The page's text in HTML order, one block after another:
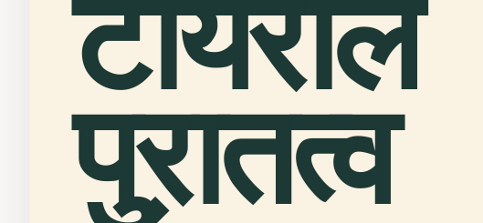
टायरोल
पुरातत्व